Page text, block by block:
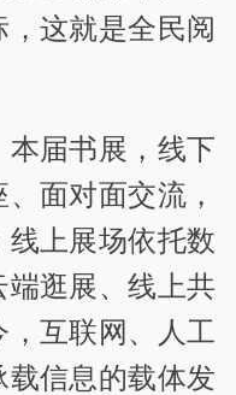
这就是全民阅
届书展，线下
面对面交流，
上展场依托数
逛展、线上共
互联网、人工
信息的载体发